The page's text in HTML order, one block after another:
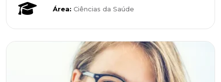
Área:Ciências da Saúde